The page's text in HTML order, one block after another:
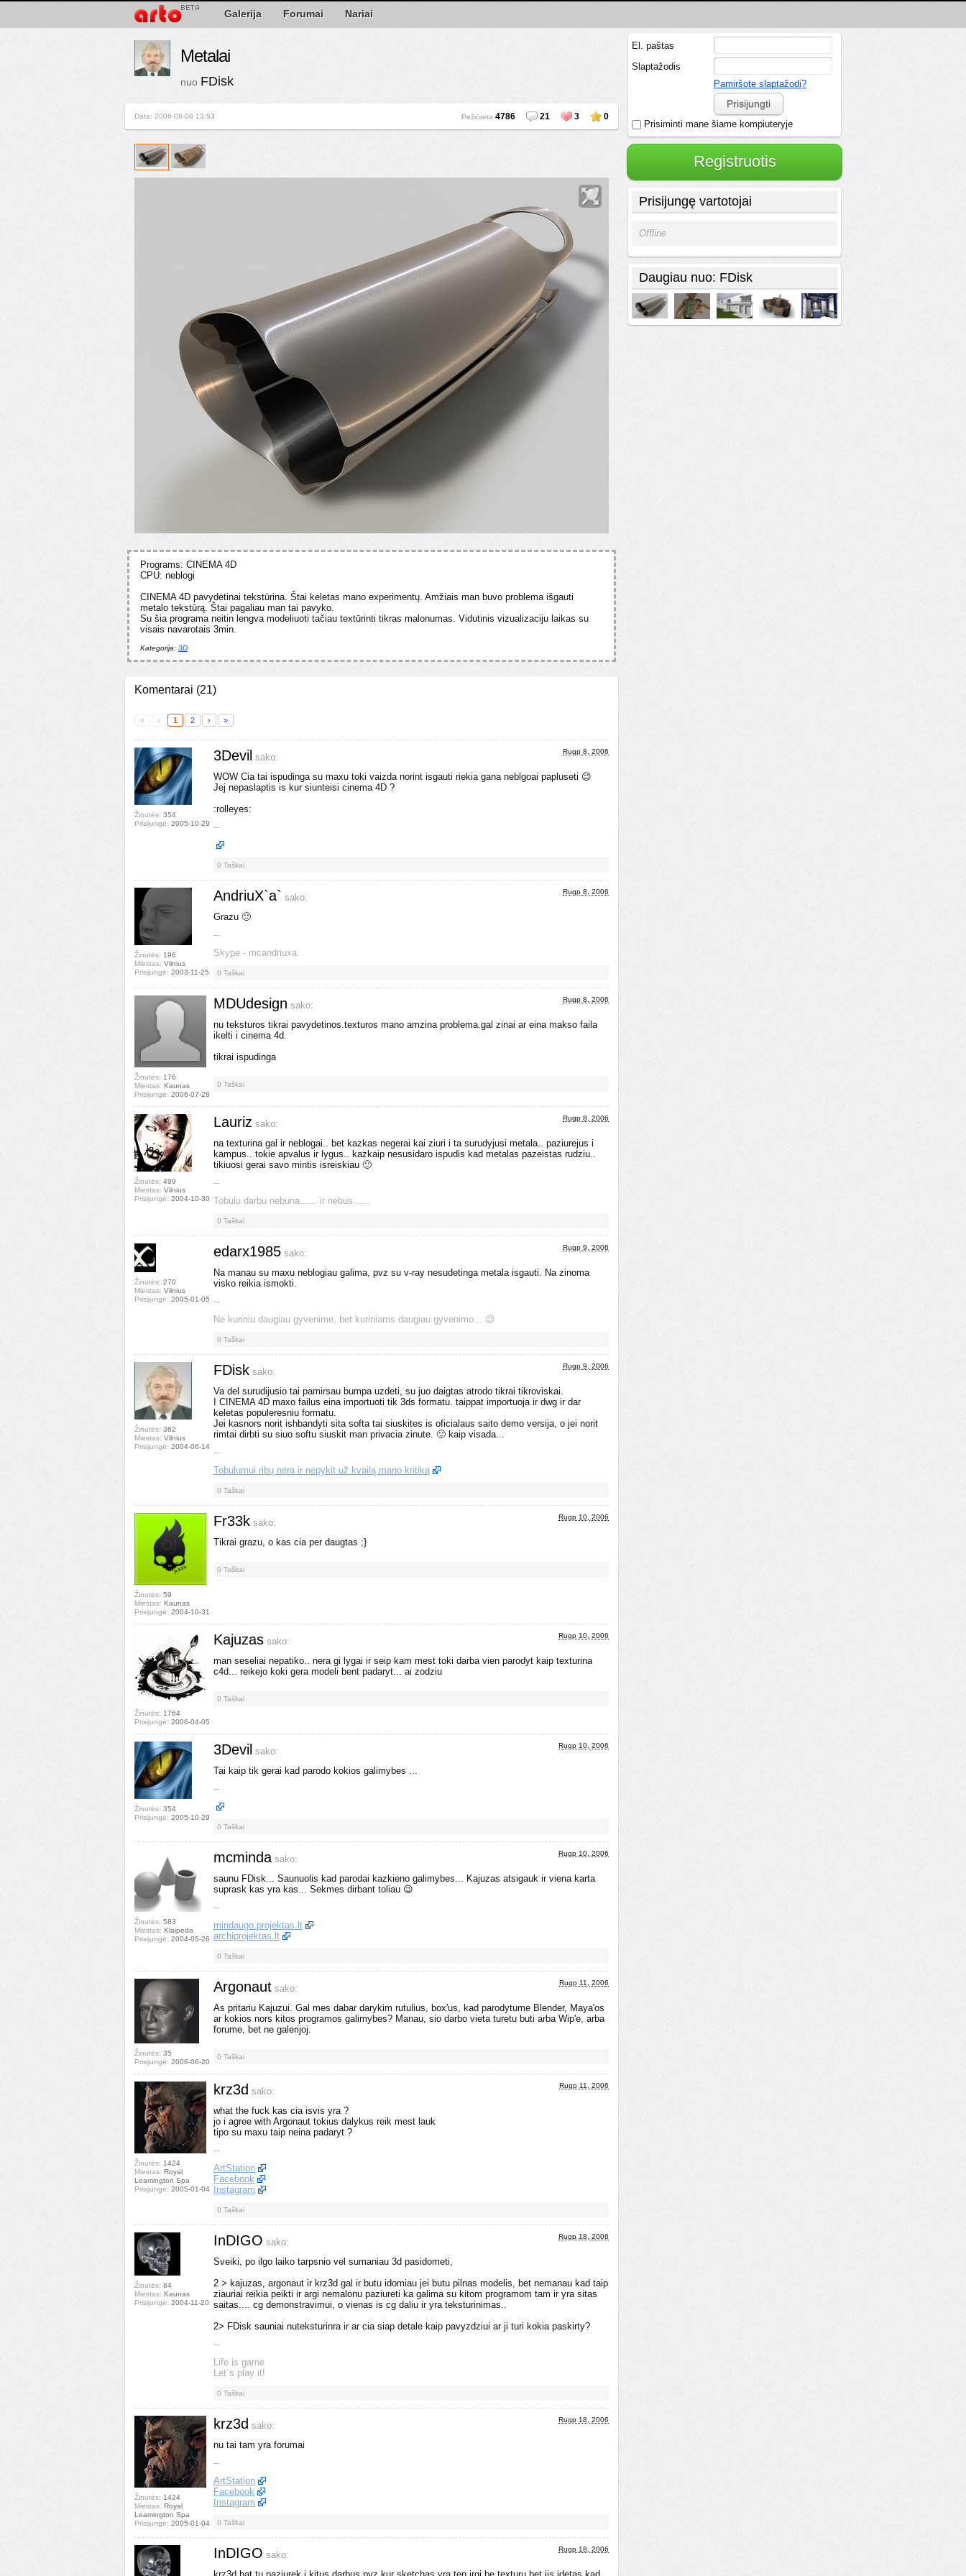
Galerija Forumai Nariai
El. paštas
Slaptažodis
Pamiršote slaptažodį?
Prisijungti
Prisiminti mane šiame kompiuteryje
Registruotis
Prisijungę vartotojai
Offline
Daugiau nuo: FDisk
Metalai
nuo FDisk
0
3
21
Pežiūrėta 4786
Data: 2006-08-08 13:53
Programs: CINEMA 4D
CPU: neblogi
CINEMA 4D pavydėtinai tekstūrina. Štai keletas mano experimentų. Amžiais man buvo problema išgauti
metalo tekstūrą. Štai pagaliau man tai pavyko.
Su šia programa neitin lengva modeliuoti tačiau textūrinti tikras malonumas. Vidutinis vizualizaciju laikas su
visais navarotais 3min.
Kategorija: 3D
Komentarai (21)
« ‹ 1 2 › »
Žinutės: 354
Prisijungė: 2005-10-29
Rugp 8, 2006
3Devil sako:
WOW Cia tai ispudinga su maxu toki vaizda norint isgauti riekia gana neblgoai papluseti 😉
Jej nepaslaptis is kur siunteisi cinema 4D ?
:rolleyes:
--
0 Taškai
Žinutės: 196
Miestas: Vilnius
Prisijungė: 2003-11-25
Rugp 8, 2006
AndriuX`a` sako:
Grazu 🙂
--
Skype - mcandriuxa
0 Taškai
Žinutės: 176
Miestas: Kaunas
Prisijungė: 2006-07-28
Rugp 8, 2006
MDUdesign sako:
nu teksturos tikrai pavydetinos.texturos mano amzina problema.gal zinai ar eina makso faila
ikelti i cinema 4d.
tikrai ispudinga
0 Taškai
Žinutės: 499
Miestas: Vilnius
Prisijungė: 2004-10-30
Rugp 8, 2006
Lauriz sako:
na texturina gal ir neblogai.. bet kazkas negerai kai ziuri i ta surudyjusi metala.. paziurejus i
kampus.. tokie apvalus ir lygus.. kazkaip nesusidaro ispudis kad metalas pazeistas rudziu..
tikiuosi gerai savo mintis isreiskiau 🙂
--
Tobulu darbu nebuna...... ir nebus......
0 Taškai
Žinutės: 270
Miestas: Vilnius
Prisijungė: 2005-01-05
Rugp 9, 2006
edarx1985 sako:
Na manau su maxu neblogiau galima, pvz su v-ray nesudetinga metala isgauti. Na zinoma
visko reikia ismokti.
--
Ne kuriniu daugiau gyvenime, bet kuriniams daugiau gyvenimo... 😉
0 Taškai
Žinutės: 362
Miestas: Vilnius
Prisijungė: 2004-06-14
Rugp 9, 2006
FDisk sako:
Va del surudijusio tai pamirsau bumpa uzdeti, su juo daigtas atrodo tikrai tikroviskai.
I CINEMA 4D maxo failus eina importuoti tik 3ds formatu. taippat importuoja ir dwg ir dar
keletas populeresniu formatu.
Jei kasnors norit ishbandyti sita softa tai siuskites is oficialaus saito demo versija, o jei norit
rimtai dirbti su siuo softu siuskit man privacia zinute. 🙂 kaip visada...
--
Tobulumui ribų nėra ir nepykit už kvailą mano kritiką
0 Taškai
Žinutės: 59
Miestas: Kaunas
Prisijungė: 2004-10-31
Rugp 10, 2006
Fr33k sako:
Tikrai grazu, o kas cia per daugtas ;}
0 Taškai
Žinutės: 1764
Prisijungė: 2006-04-05
Rugp 10, 2006
Kajuzas sako:
man seseliai nepatiko.. nera gi lygai ir seip kam mest toki darba vien parodyt kaip texturina
c4d... reikejo koki gera modeli bent padaryt... ai zodziu
0 Taškai
Žinutės: 354
Prisijungė: 2005-10-29
Rugp 10, 2006
3Devil sako:
Tai kaip tik gerai kad parodo kokios galimybes ...
--
0 Taškai
Žinutės: 583
Miestas: Klaipeda
Prisijungė: 2004-05-26
Rugp 10, 2006
mcminda sako:
saunu FDisk... Saunuolis kad parodai kazkieno galimybes... Kajuzas atsigauk ir viena karta
suprask kas yra kas... Sekmes dirbant toliau 😉
--
mindaugo.projektas.lt
archiprojektas.lt
0 Taškai
Žinutės: 35
Prisijungė: 2006-06-20
Rugp 11, 2006
Argonaut sako:
As pritariu Kajuzui. Gal mes dabar darykim rutulius, box'us, kad parodytume Blender, Maya'os
ar kokios nors kitos programos galimybes? Manau, sio darbo vieta turetu buti arba Wip'e, arba
forume, bet ne galerijoj.
0 Taškai
Žinutės: 1424
Miestas: Royal
Leamington Spa
Prisijungė: 2005-01-04
Rugp 11, 2006
krz3d sako:
what the fuck kas cia isvis yra ?
jo i agree with Argonaut tokius dalykus reik mest lauk
tipo su maxu taip neina padaryt ?
--
ArtStation
Facebook
Instagram
0 Taškai
Žinutės: 84
Miestas: Kaunas
Prisijungė: 2004-11-20
Rugp 18, 2006
InDIGO sako:
Sveiki, po ilgo laiko tarpsnio vel sumaniau 3d pasidometi,
2 > kajuzas, argonaut ir krz3d gal ir butu idomiau jei butu pilnas modelis, bet nemanau kad taip
ziauriai reikia peikti ir argi nemalonu paziureti ka galima su kitom programom tam ir yra sitas
saitas.... cg demonstravimui, o vienas is cg daliu ir yra teksturinimas..
2> FDisk sauniai nuteksturinra ir ar cia siap detale kaip pavyzdziui ar ji turi kokia paskirty?
--
Life is game
Let`s play it!
0 Taškai
Žinutės: 1424
Miestas: Royal
Leamington Spa
Prisijungė: 2005-01-04
Rugp 18, 2006
krz3d sako:
nu tai tam yra forumai
--
ArtStation
Facebook
Instagram
0 Taškai
Rugp 18, 2006
InDIGO sako: